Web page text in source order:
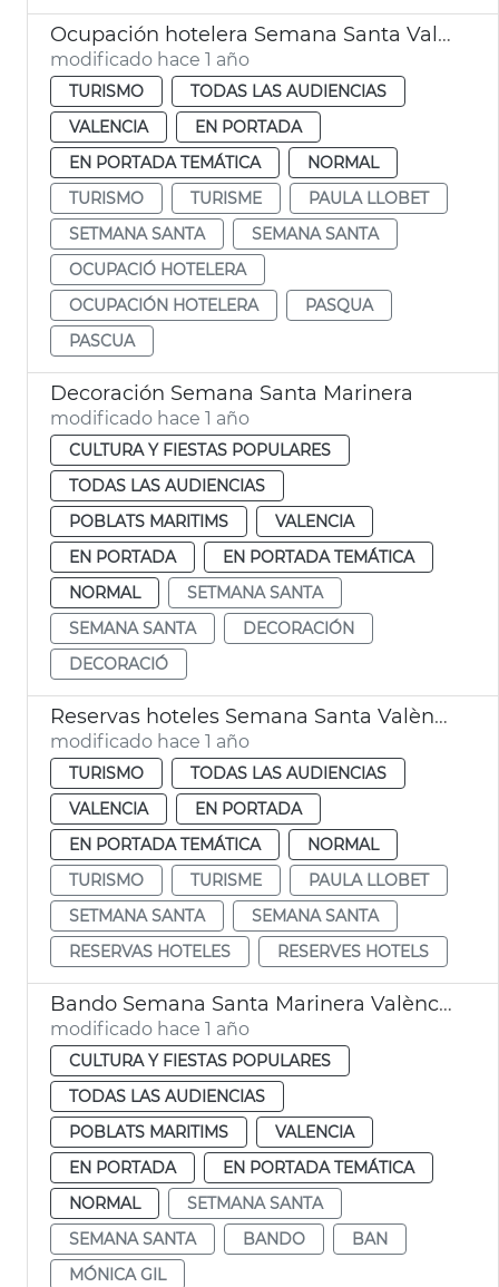
Ocupación hotelera Semana Santa València
modificado hace 1 año
TURISMO
TODAS LAS AUDIENCIAS
VALENCIA
EN PORTADA
EN PORTADA TEMÁTICA
NORMAL
TURISMO
TURISME
PAULA LLOBET
SETMANA SANTA
SEMANA SANTA
OCUPACIÓ HOTELERA
OCUPACIÓN HOTELERA
PASQUA
PASCUA
Decoración Semana Santa Marinera
modificado hace 1 año
CULTURA Y FIESTAS POPULARES
TODAS LAS AUDIENCIAS
POBLATS MARITIMS
VALENCIA
EN PORTADA
EN PORTADA TEMÁTICA
NORMAL
SETMANA SANTA
SEMANA SANTA
DECORACIÓN
DECORACIÓ
Reservas hoteles Semana Santa València
modificado hace 1 año
TURISMO
TODAS LAS AUDIENCIAS
VALENCIA
EN PORTADA
EN PORTADA TEMÁTICA
NORMAL
TURISMO
TURISME
PAULA LLOBET
SETMANA SANTA
SEMANA SANTA
RESERVAS HOTELES
RESERVES HOTELS
Bando Semana Santa Marinera València
modificado hace 1 año
CULTURA Y FIESTAS POPULARES
TODAS LAS AUDIENCIAS
POBLATS MARITIMS
VALENCIA
EN PORTADA
EN PORTADA TEMÁTICA
NORMAL
SETMANA SANTA
SEMANA SANTA
BANDO
BAN
MÓNICA GIL